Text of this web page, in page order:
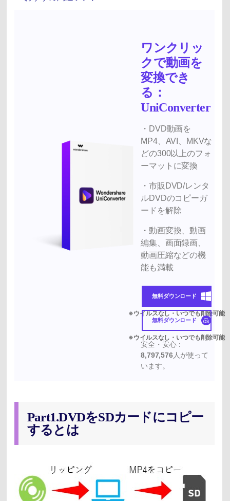
ワンクリッ
クで動画を
変換でき
る：
UniConverter
・DVD動画を
MP4、AVI、MKVな
どの300以上のフォ
ーマットに変換
・市販DVD/レンタ
ルDVDのコピーガ
ードを解除
・動画変換、動画
編集、画面録画、
動画圧縮などの機
能も満載
無料ダウンロード
無料ダウンロード
安全・安心：
8,797,576人が使って
います。
Part1.DVDをSDカードにコピー
するとは